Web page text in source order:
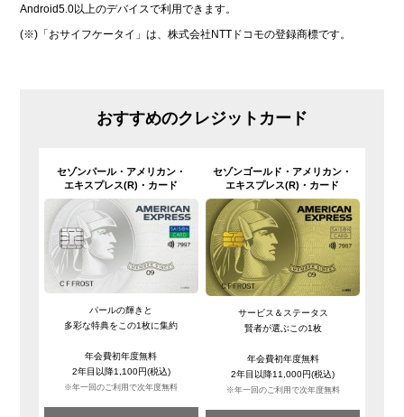
Android5.0以上のデバイスで利用できます。
(※)「おサイフケータイ」は、株式会社NTTドコモの登録商標です。
おすすめのクレジットカード
セゾンパール・ アメリカン・
エキスプレス(R)・ カード
パールの輝きと
多彩な特典をこの1枚に集約
年会費初年度無料
2年目以降1,100円(税込)
※年一回のご利用で次年度無料
セゾンゴールド・ アメリカン・
エキスプレス(R)・ カード
サービス＆ステータス
賢者が選ぶこの1枚
年会費初年度無料
2年目以降11,000円(税込)
※年一回のご利用で次年度無料